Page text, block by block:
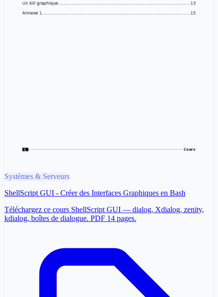
Systèmes & Serveurs
ShellScript GUI - Créer des Interfaces Graphiques en Bash
Téléchargez ce cours ShellScript GUI — dialog, Xdialog, zenity,
kdialog, boîtes de dialogue. PDF 14 pages.